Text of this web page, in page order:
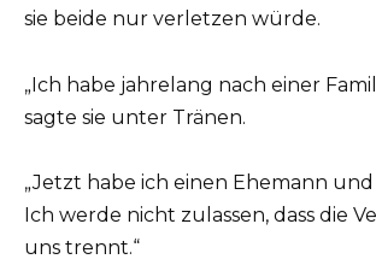
sie beide nur verletzen würde.
„Ich habe jahrelang nach einer
sagte sie unter Tränen.
„Jetzt habe ich einen Ehemann und
Ich werde nicht zulassen, dass die
uns trennt.“